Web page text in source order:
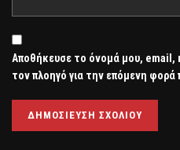
Αποθήκευσε το όνομά μου, email,
τον πλοηγό για την επόμενη φορά